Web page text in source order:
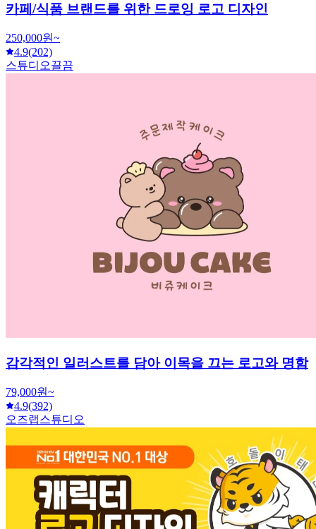
카페/식품 브랜드를 위한 드로잉 로고 디자인
250,000원~
4.9(202)
스튜디오끌끔
감각적인 일러스트를 담아 이목을 끄는 로고와 명함
79,000원~
4.9(392)
오즈랩스튜디오